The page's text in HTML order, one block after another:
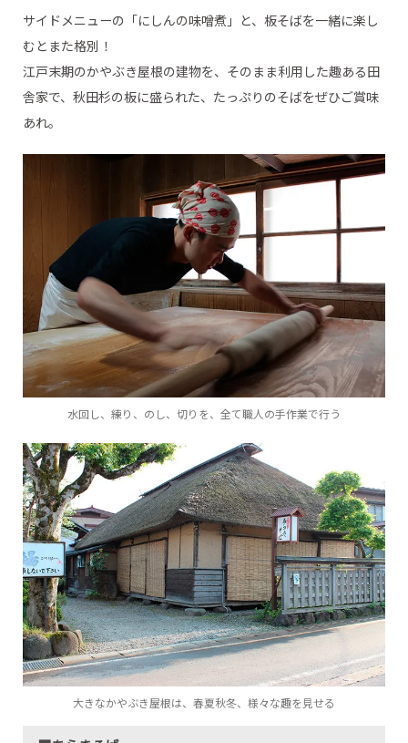
サイドメニューの「にしんの味噌煮」と、板そばを一緒に楽し
むとまた格別！
江戸末期のかやぶき屋根の建物を、そのまま利用した趣ある田
舎家で、秋田杉の板に盛られた、たっぷりのそばをぜひご賞味
あれ。
水回し、練り、のし、切りを、全て職人の手作業で行う
大きなかやぶき屋根は、春夏秋冬、様々な趣を見せる